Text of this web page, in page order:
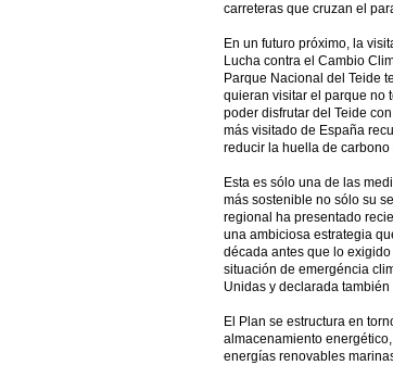
carreteras que cruzan el
En un futuro próximo, la
Lucha contra el Cambio
Parque Nacional del Teide
quieran visitar el parque no
poder disfrutar del Teide
más visitado de España
reducir la huella de
Esta es sólo una de las
más sostenible no sólo su
regional ha presentado
una ambiciosa estrategia
década antes que lo
situación de emergéncia
Unidas y declarada
El Plan se estructura en
almacenamiento
energías renovables